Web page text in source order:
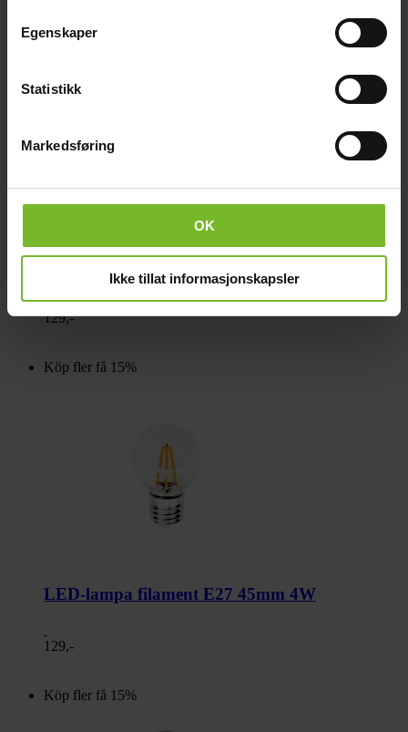
Egenskaper
Statistikk
Markedsføring
OK
Ikke tillat informasjonskapsler
129,-
Köp fler få 15%
LED-lampa filament E27 45mm 4W
129,-
Köp fler få 15%